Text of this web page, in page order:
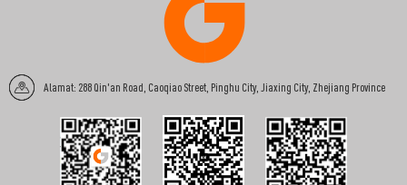
Alamat: 288 Qin'an Road, Caoqiao Street, Pinghu City, Jiaxing City, Zhejiang Province